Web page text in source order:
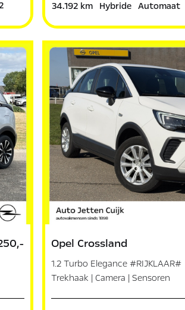
34.192 km Hybride Automaat
Opel Crossland
1.2 Turbo Elegance #RIJKLAAR#
Trekhaak | Camera | Sensoren